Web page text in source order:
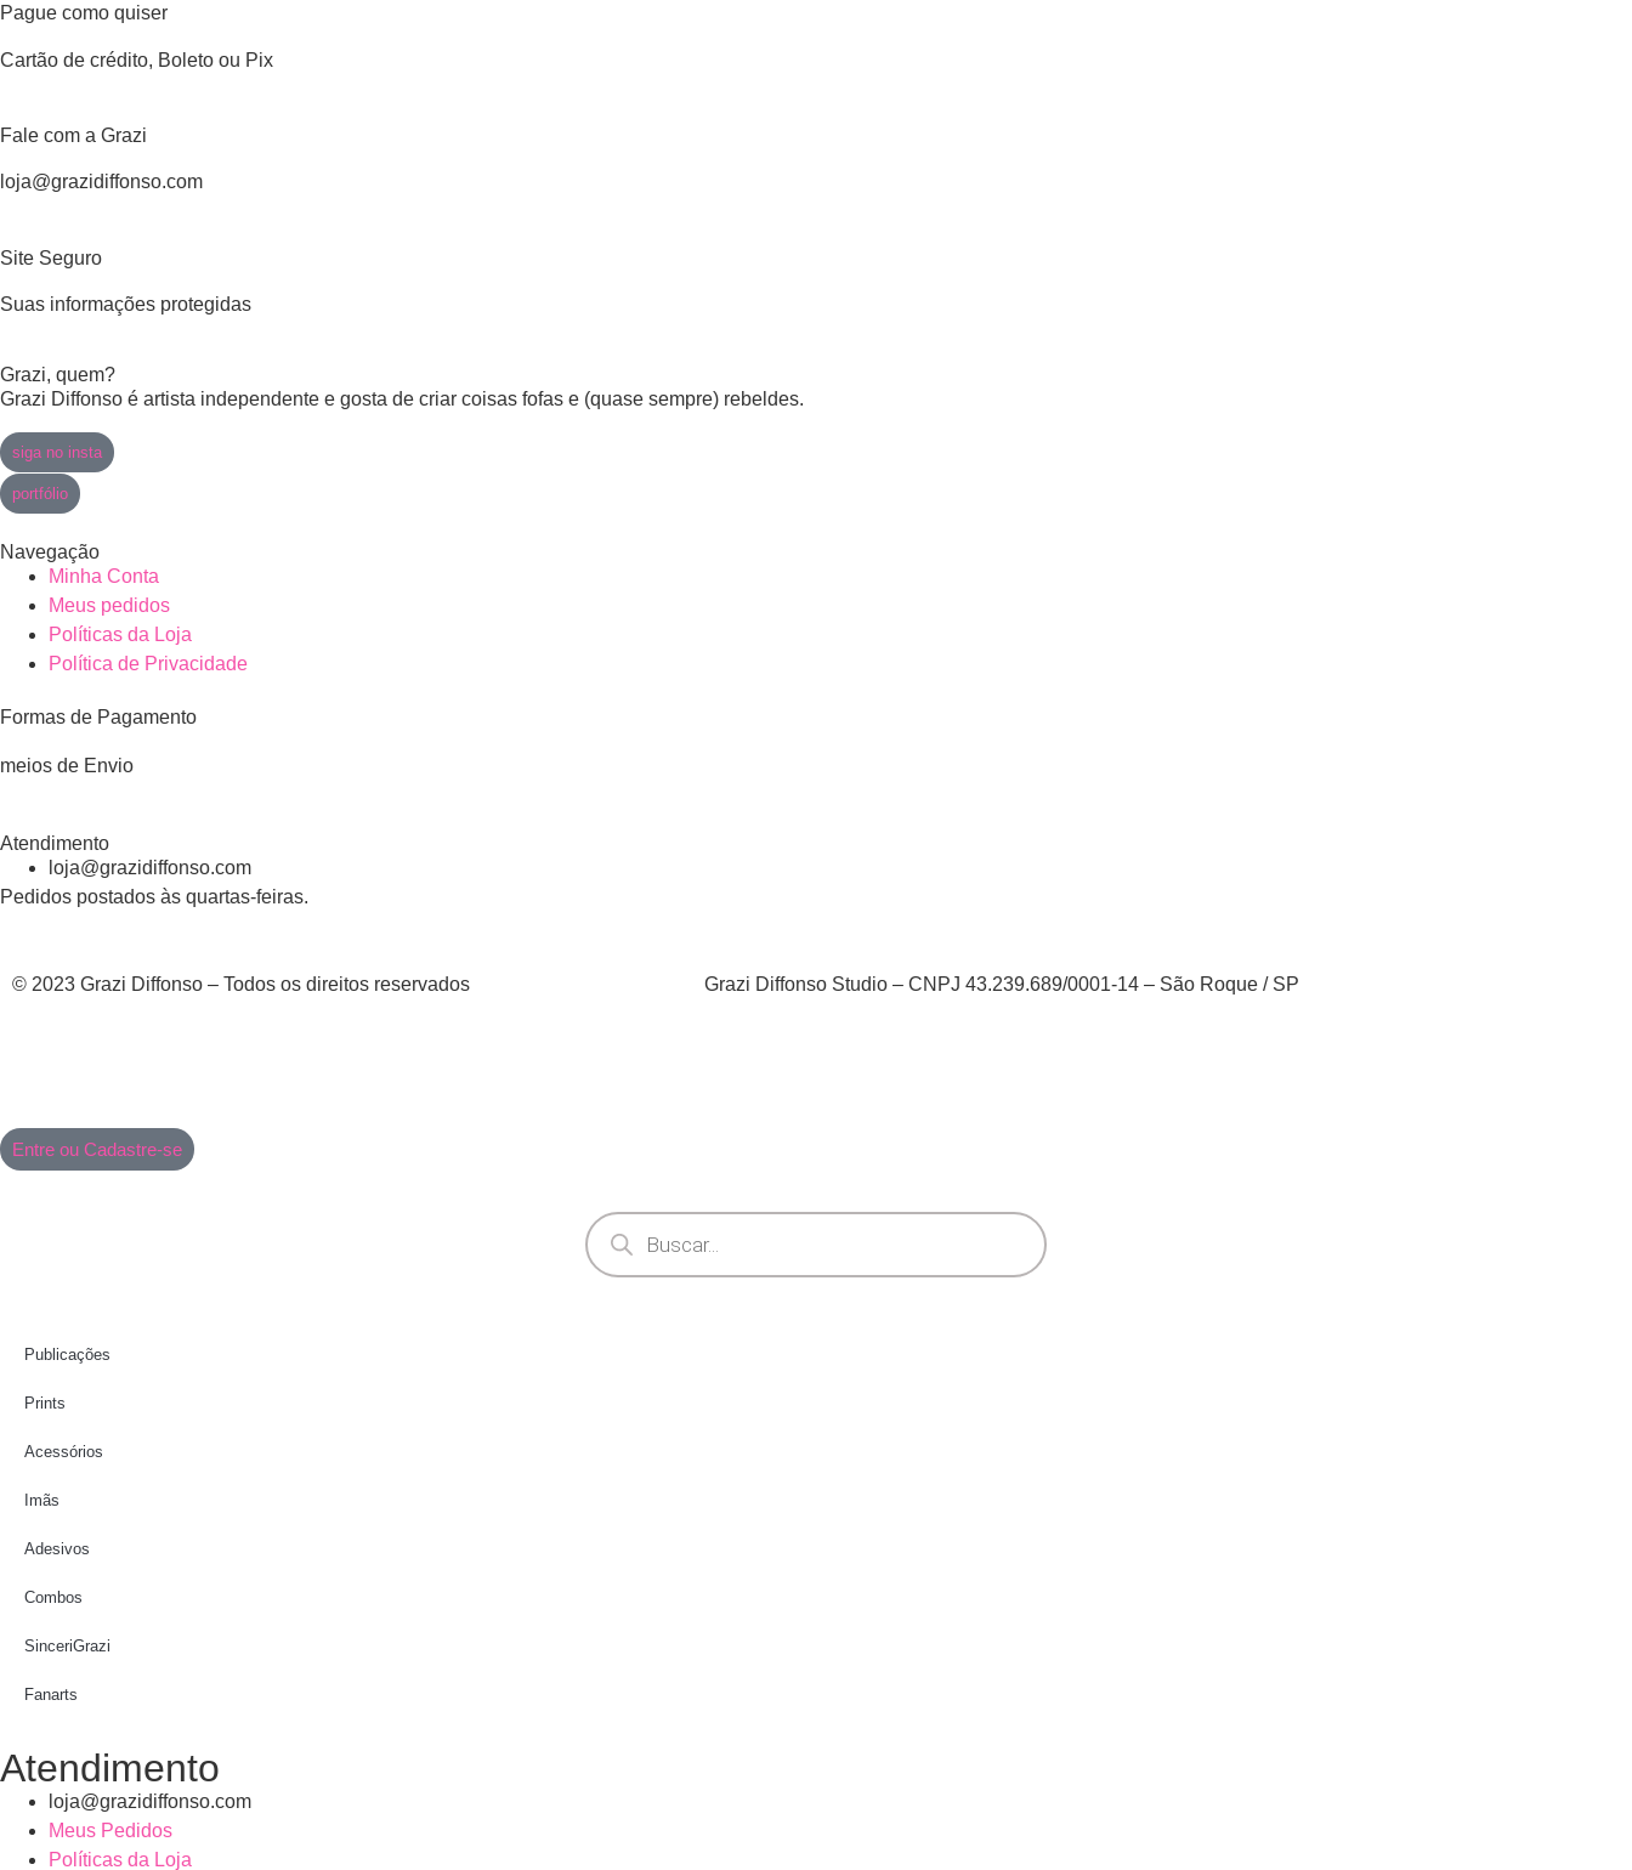
Pague como quiser
Cartão de crédito, Boleto ou Pix
Fale com a Grazi
loja@grazidiffonso.com
Site Seguro
Suas informações protegidas
Grazi, quem?
Grazi Diffonso é artista independente e gosta de criar coisas fofas e (quase sempre) rebeldes.
siga no insta
portfólio
Navegação
Minha Conta
Meus pedidos
Políticas da Loja
Política de Privacidade
Formas de Pagamento
meios de Envio
Atendimento
loja@grazidiffonso.com
Pedidos postados às quartas-feiras.
© 2023 Grazi Diffonso – Todos os direitos reservados Grazi Diffonso Studio – CNPJ 43.239.689/0001-14 – São Roque / SP
Entre ou Cadastre-se
Publicações
Prints
Acessórios
Imãs
Adesivos
Combos
SinceriGrazi
Fanarts
Atendimento
loja@grazidiffonso.com
Meus Pedidos
Políticas da Loja